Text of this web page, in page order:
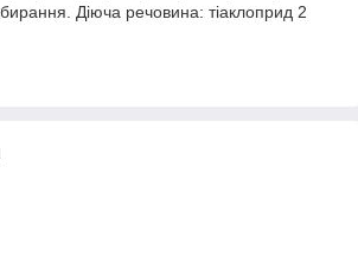
Діюча речовина: тіаклоприд 2